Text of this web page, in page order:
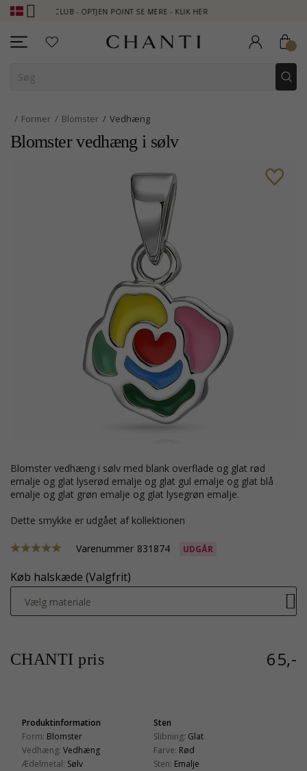
CLUB - OPTJEN POINT SE MERE - KLIK HER
Former Blomster Vedhæng
Blomster vedhæng i sølv
blomster vedhæng i sølv med blank overflade og glat rød
emalje og glat lyserød emalje og glat gul emalje og glat blå
emalje og glat grøn emalje og glat lysegrøn emalje.
Dette smykke er udgået af kollektionen
Varenummer 831874 UDGÅR
Køb halskæde (Valgfrit)
Vælg materiale
CHANTI pris 65,-
Produktinformation
Form: Blomster
Vedhæng: Vedhæng
Ædelmetal: Sølv
Sten
Slibning: Glat
Farve: Rød
Sten: Emalje